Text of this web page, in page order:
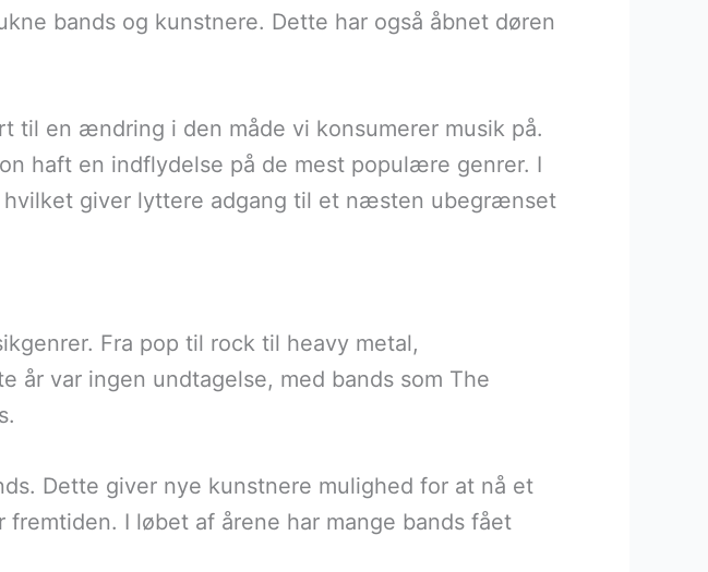
bands og kunstnere. Dette har også åbnet døren
til en ændring i den måde vi konsumerer musik på.
haft en indflydelse på de mest populære genrer. I
giver lyttere adgang til et næsten ubegrænset
Fra pop til rock til heavy metal,
var ingen undtagelse, med bands som The
Dette giver nye kunstnere mulighed for at nå et
I løbet af årene har mange bands fået